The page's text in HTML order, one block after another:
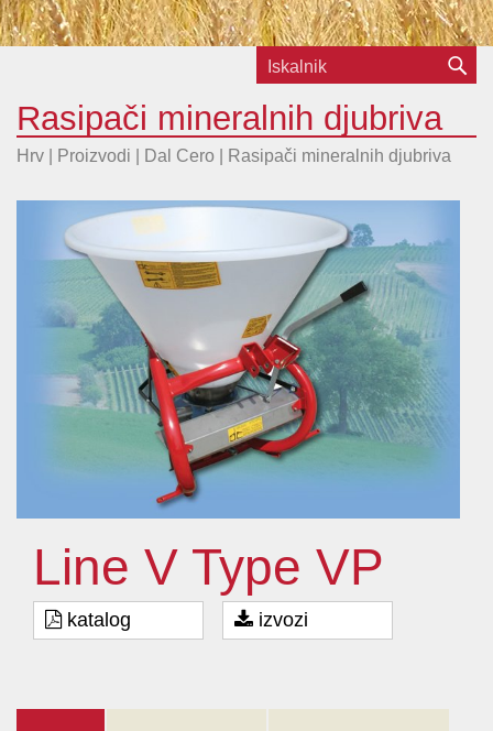
Rasipači mineralnih djubriva
Hrv | Proizvodi | Dal Cero Rasipači mineralnih djubriva
Line V Type VP
katalog izvozi